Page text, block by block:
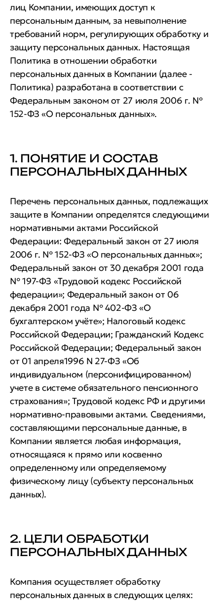
лиц Компании, имеющих доступ к
персональным данным, за невыполнение
требований норм, регулирующих обработку и
защиту персональных данных. Настоящая
Политика в отношении обработки
персональных данных в Компании (далее -
Политика) разработана в соответствии с
Федеральным законом от 27 июля 2006 г. №
152-ФЗ «О персональных данных».
1. ПОНЯТИЕ И СОСТАВ
ПЕРСОНАЛЬНЫХ ДАННЫХ
Перечень персональных данных, подлежащих
защите в Компании определятся следующими
нормативными актами Российской
Федерации: Федеральный закон от 27 июля
2006 г. № 152-ФЗ «О персональных данных»;
Федеральный закон от 30 декабря 2001 года
№ 197-ФЗ «Трудовой кодекс Российской
федерации»; Федеральный закон от 06
декабря 2001 года № 402-ФЗ «О
бухгалтерском учёте»; Налоговый кодекс
Российской Федерации; Гражданский Кодекс
Российской Федерации; Федеральный закон
от 01 апреля1996 N 27-ФЗ «Об
индивидуальном (персонифицированном)
учете в системе обязательного пенсионного
страхования»; Трудовой кодекс РФ и другими
нормативно-правовыми актами. Сведениями,
составляющими персональные данные, в
Компании является любая информация,
относящаяся к прямо или косвенно
определенному или определяемому
физическому лицу (субъекту персональных
данных).
2. ЦЕЛИ ОБРАБОТКИ
ПЕРСОНАЛЬНЫХ ДАННЫХ
Компания осуществляет обработку
персональных данных в следующих целях: